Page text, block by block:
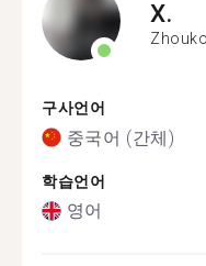
X.
구사언어
중국어 (간체)
학습언어
영어